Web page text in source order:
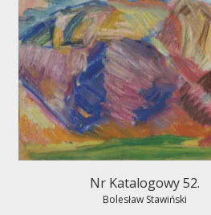
Nr Katalogowy 52.
Bolesław Stawiński